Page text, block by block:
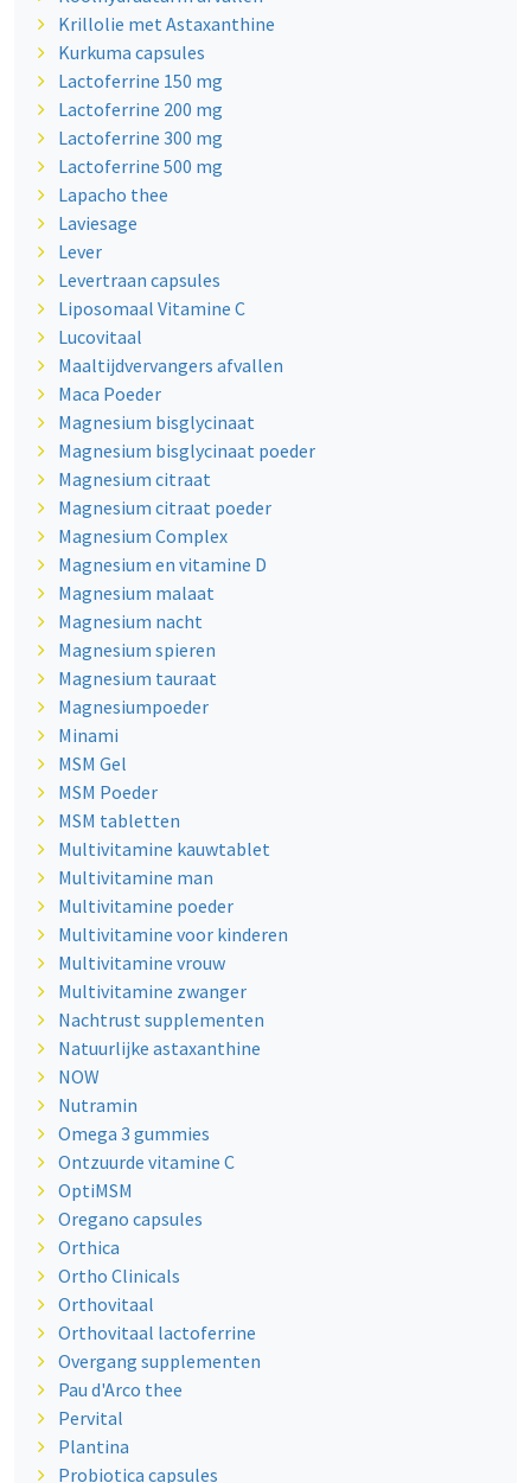
Krillolie met Astaxanthine
Kurkuma capsules
Lactoferrine 150 mg
Lactoferrine 200 mg
Lactoferrine 300 mg
Lactoferrine 500 mg
Lapacho thee
Laviesage
Lever
Levertraan capsules
Liposomaal Vitamine C
Lucovitaal
Maaltijdvervangers afvallen
Maca Poeder
Magnesium bisglycinaat
Magnesium bisglycinaat poeder
Magnesium citraat
Magnesium citraat poeder
Magnesium Complex
Magnesium en vitamine D
Magnesium malaat
Magnesium nacht
Magnesium spieren
Magnesium tauraat
Magnesiumpoeder
Minami
MSM Gel
MSM Poeder
MSM tabletten
Multivitamine kauwtablet
Multivitamine man
Multivitamine poeder
Multivitamine voor kinderen
Multivitamine vrouw
Multivitamine zwanger
Nachtrust supplementen
Natuurlijke astaxanthine
NOW
Nutramin
Omega 3 gummies
Ontzuurde vitamine C
OptiMSM
Oregano capsules
Orthica
Ortho Clinicals
Orthovitaal
Orthovitaal lactoferrine
Overgang supplementen
Pau d'Arco thee
Pervital
Plantina
Probiotica capsules